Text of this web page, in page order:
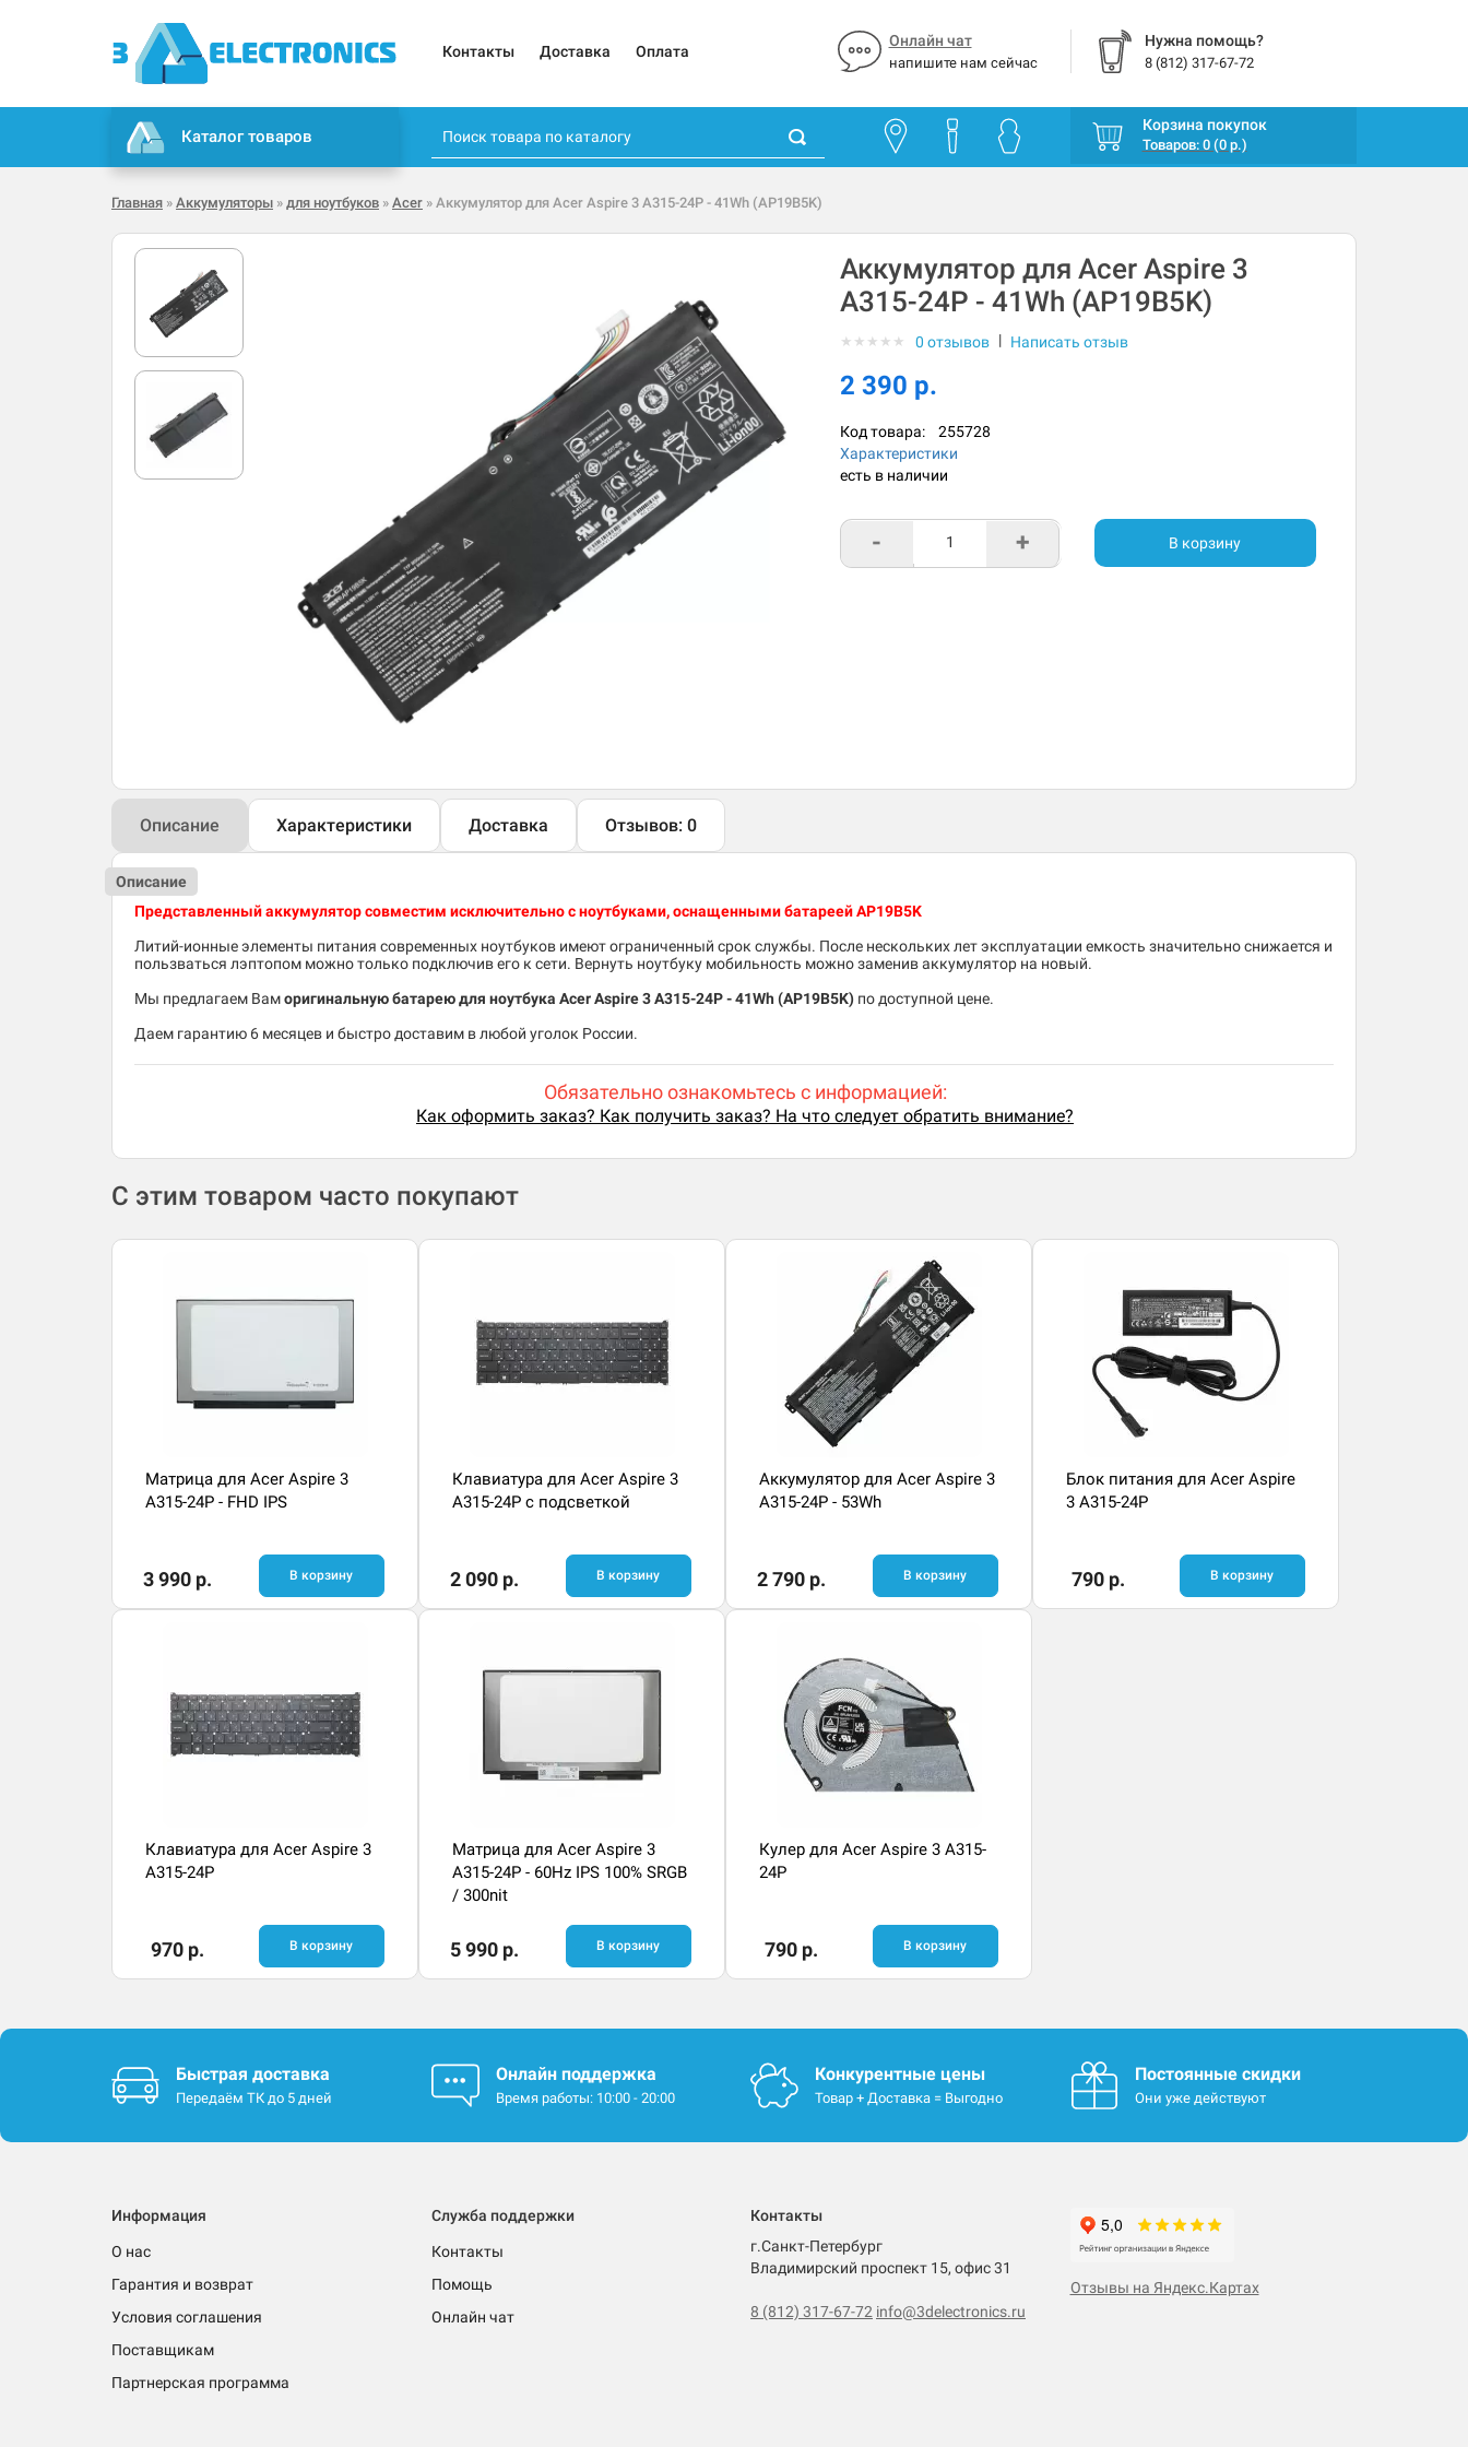
Контакты Доставка Оплата
Онлайн чат
напишите нам сейчас
Нужна помощь?
8 (812) 317-67-72
Каталог товаров
Корзина покупок
Товаров: 0 (0 р.)
Главная » Аккумуляторы » для ноутбуков » Acer » Аккумулятор для Acer Aspire 3 A315-24P - 41Wh (AP19B5K)
Аккумулятор для Acer Aspire 3
A315-24P - 41Wh (AP19B5K)
★ ★ ★ ★ ★ 0 отзывов | Написать отзыв
2 390 р.
Код товара: 255728
Характеристики
есть в наличии
- + В корзину
Описание Характеристики Доставка Отзывов: 0
Описание
Представленный аккумулятор совместим исключительно с ноутбуками, оснащенными батареей AP19B5K
Литий-ионные элементы питания современных ноутбуков имеют ограниченный срок службы. После нескольких лет эксплуатации емкость значительно снижается и
пользваться лэптопом можно только подключив его к сети. Вернуть ноутбуку мобильность можно заменив аккумулятор на новый.
Мы предлагаем Ваморигинальную батарею для ноутбука Acer Aspire 3 A315-24P- 41Wh (AP19B5K) по доступной цене.
Даем гарантию 6 месяцев и быстро доставим в любой уголок России.
Обязательно ознакомьтесь с информацией:
Как оформить заказ? Как получить заказ? На что следует обратить внимание?
С этим товаром часто покупают
Матрица для Acer Aspire 3
A315-24P - FHD IPS
3 990 р. В корзину
Клавиатура для Acer Aspire 3
A315-24P с подсветкой
2 090 р. В корзину
Аккумулятор для Acer Aspire 3
A315-24P - 53Wh
2 790 р. В корзину
Блок питания для Acer Aspire
3 A315-24P
790 р. В корзину
Клавиатура для Acer Aspire 3
A315-24P
970 р. В корзину
Матрица для Acer Aspire 3
A315-24P - 60Hz IPS 100% SRGB
/ 300nit
5 990 р. В корзину
Кулер для Acer Aspire 3 A315-
24P
790 р. В корзину
Быстрая доставка
Передаём ТК до 5 дней
Онлайн поддержка
Время работы: 10:00 - 20:00
Конкурентные цены
Товар + Доставка = Выгодно
Постоянные скидки
Они уже действуют
Информация
О нас
Гарантия и возврат
Условия соглашения
Поставщикам
Партнерская программа
Служба поддержки
Контакты
Помощь
Онлайн чат
Контакты
г.Санкт-Петербург
Владимирский проспект 15, офис 31
8 (812) 317-67-72 info@3delectronics.ru
Отзывы на Яндекс.Картах